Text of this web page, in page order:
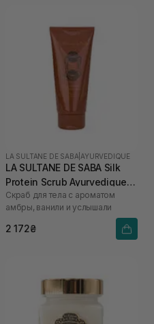
LA SULTANE DE SABA AYURVEDIQUE
LA SULTANE DE SABA Silk
Protein Scrub Ayurvedique
200 мл
Скраб для тела с ароматом
амбры, ванили и услышали
2 172₴